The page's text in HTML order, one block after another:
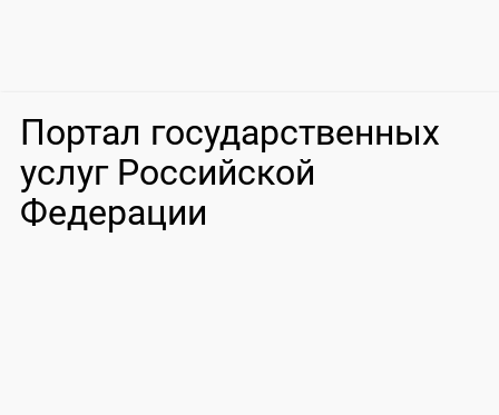
Портал государственных
услуг Российской
Федерации